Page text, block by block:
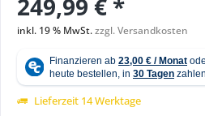
249,99 € *
inkl. 19 % MwSt.zzgl. Versandkosten
Lieferzeit 14 Werktage